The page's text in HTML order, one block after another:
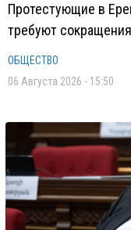
Протестующие в
требуют
ОБЩЕСТВО
06 Августа 2026 - 15:50